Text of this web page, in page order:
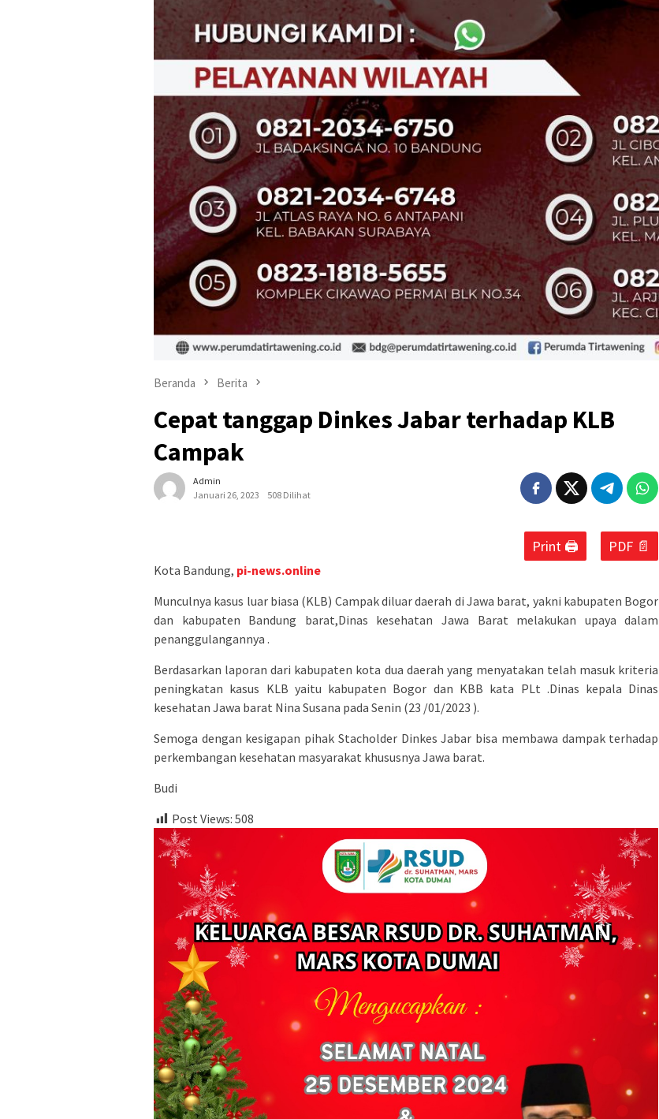
Beranda Berita
Cepat tanggap Dinkes Jabar terhadap KLB
Campak
Admin
Januari 26, 2023
508 Dilihat
Print 🖨 PDF 📄
Kota Bandung, pi-news.online
Munculnya kasus luar biasa (KLB) Campak diluar daerah di Jawa barat, yakni kabupaten Bogor
dan kabupaten Bandung barat,Dinas kesehatan Jawa Barat melakukan upaya dalam
penanggulangannya .
Berdasarkan laporan dari kabupaten kota dua daerah yang menyatakan telah masuk kriteria
peningkatan kasus KLB yaitu kabupaten Bogor dan KBB kata PLt .Dinas kepala Dinas
kesehatan Jawa barat Nina Susana pada Senin (23 /01/2023 ).
Semoga dengan kesigapan pihak Stacholder Dinkes Jabar bisa membawa dampak terhadap
perkembangan kesehatan masyarakat khususnya Jawa barat.
Budi
Post Views: 508